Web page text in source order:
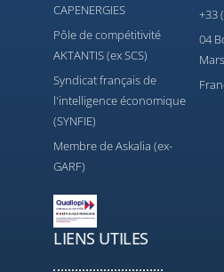
CAPENERGIES
Pôle de compétitivité
AKTANTIS (ex SCS)
Syndicat français de
l'intelligence économique
(SYNFIE)
Membre de Askalia (ex-
GARF)
+33
04
LIENS UTILES